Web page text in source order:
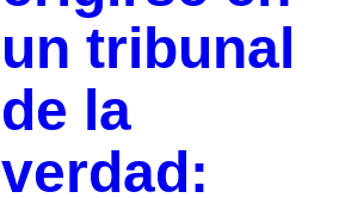
un tribunal
de la
verdad: